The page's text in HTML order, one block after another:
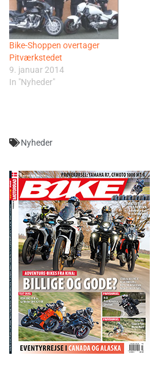
Bike-Shoppen overtager
Pitværkstedet
9. januar 2014
In "Nyheder"
Nyheder